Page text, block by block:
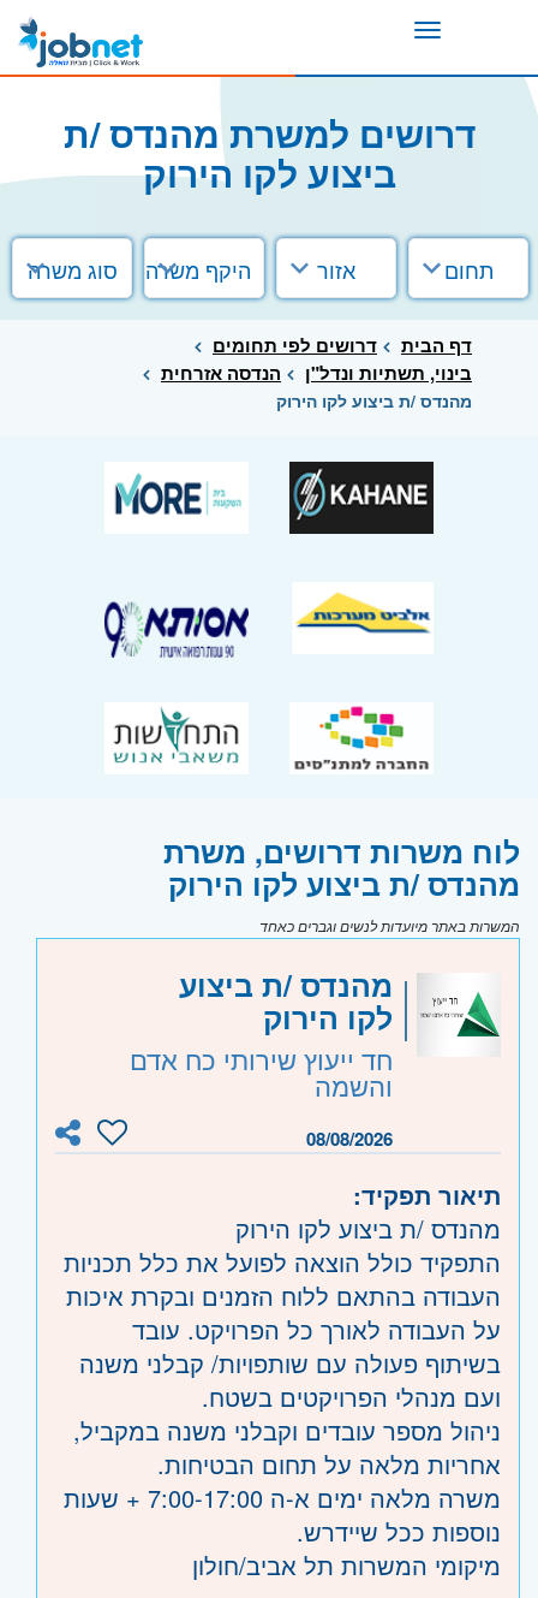
Toggle
דרושים למשרת מהנדס /ת
ביצוע לקו הירוק
תחום אזור היקף משרה סוג משרה
דף הבית
דרושים לפי תחומים
בינוי, תשתיות ונדל"ן
הנדסה אזרחית
מהנדס /ת ביצוע לקו הירוק
לוח משרות דרושים, משרת
מהנדס /ת ביצוע לקו הירוק
המשרות באתר מיועדות לנשים וגברים כאחד
מהנדס /ת ביצוע
לקו הירוק
חד ייעוץ שירותי כח אדם
והשמה
08/08/2026
תיאור תפקיד:
מהנדס /ת ביצוע לקו הירוק
התפקיד כולל הוצאה לפועל את כלל תכניות
העבודה בהתאם ללוח הזמנים ובקרת איכות
על העבודה לאורך כל הפרויקט. עובד
בשיתוף פעולה עם שותפויות/ קבלני משנה
ועם מנהלי הפרויקטים בשטח.
ניהול מספר עובדים וקבלני משנה במקביל,
אחריות מלאה על תחום הבטיחות.
משרה מלאה ימים א-ה 7:00-17:00 + שעות
נוספות ככל שיידרש.
מיקומי המשרות תל אביב/חולון